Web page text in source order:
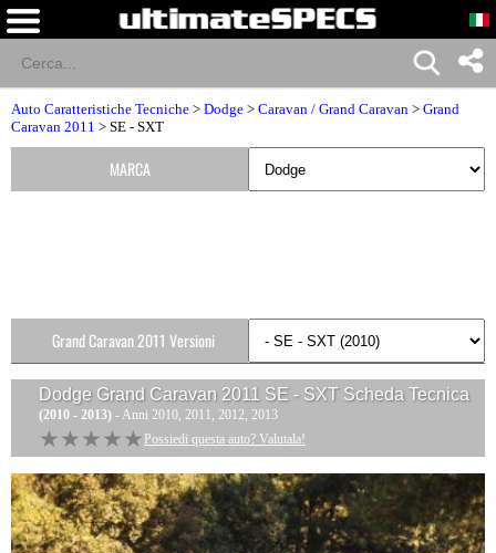
Auto Caratteristiche Tecniche > Dodge > Caravan / Grand Caravan > Grand
Caravan 2011 > SE - SXT
Dodge Grand Caravan 2011 SE - SXT Scheda Tecnica
(2010 - 2013) - Anni 2010, 2011, 2012, 2013
★★★★★
★★★★★ Possiedi questa auto? Valutala!
MARCA
Grand Caravan 2011 Versioni